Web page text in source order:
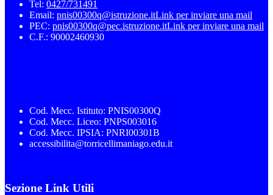
Tel: 0427/731491
Email: pnis00300q@istruzione.itLink per inviare una mail
PEC: pnis00300q@pec.istruzione.itLink per inviare una mail
C.F.: 90002460930
Cod. Mecc. Istituto: PNIS00300Q
Cod. Mecc. Liceo: PNPS003016
Cod. Mecc. IPSIA: PNRI00301B
accessibilita@torricellimaniago.edu.it
Sezione Link Utili